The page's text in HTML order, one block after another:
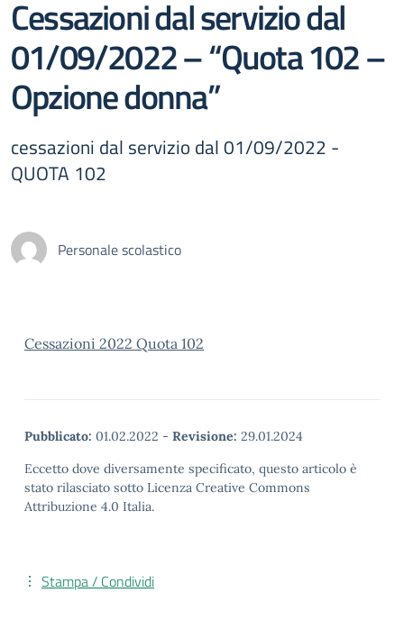
Cessazioni dal servizio dal
01/09/2022 – “Quota 102 –
Opzione donna”
cessazioni dal servizio dal 01/09/2022 -
QUOTA 102
Personale scolastico
Cessazioni 2022 Quota 102
Pubblicato: 01.02.2022 - Revisione: 29.01.2024
Eccetto dove diversamente specificato, questo articolo è
stato rilasciato sotto Licenza Creative Commons
Attribuzione 4.0 Italia.
Stampa / Condividi